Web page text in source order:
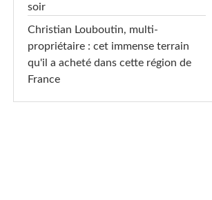
soir
Christian Louboutin, multi-
propriétaire : cet immense terrain
qu'il a acheté dans cette région de
France